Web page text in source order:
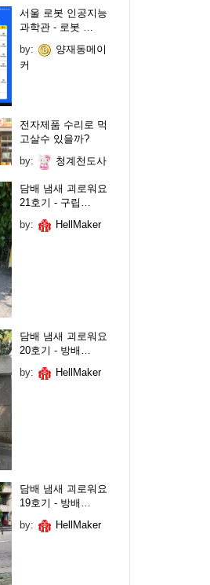
서울 로봇 인공지능
과학관 - 로봇 …
by:
양재동메이
커
전자제품 수리로 먹
고살수 있을까?
by:
청계천도사
담배 냄새 괴로워요
21호기 - 구립…
by:
HellMaker
담배 냄새 괴로워요
20호기 - 방배…
by:
HellMaker
담배 냄새 괴로워요
19호기 - 방배…
by:
HellMaker